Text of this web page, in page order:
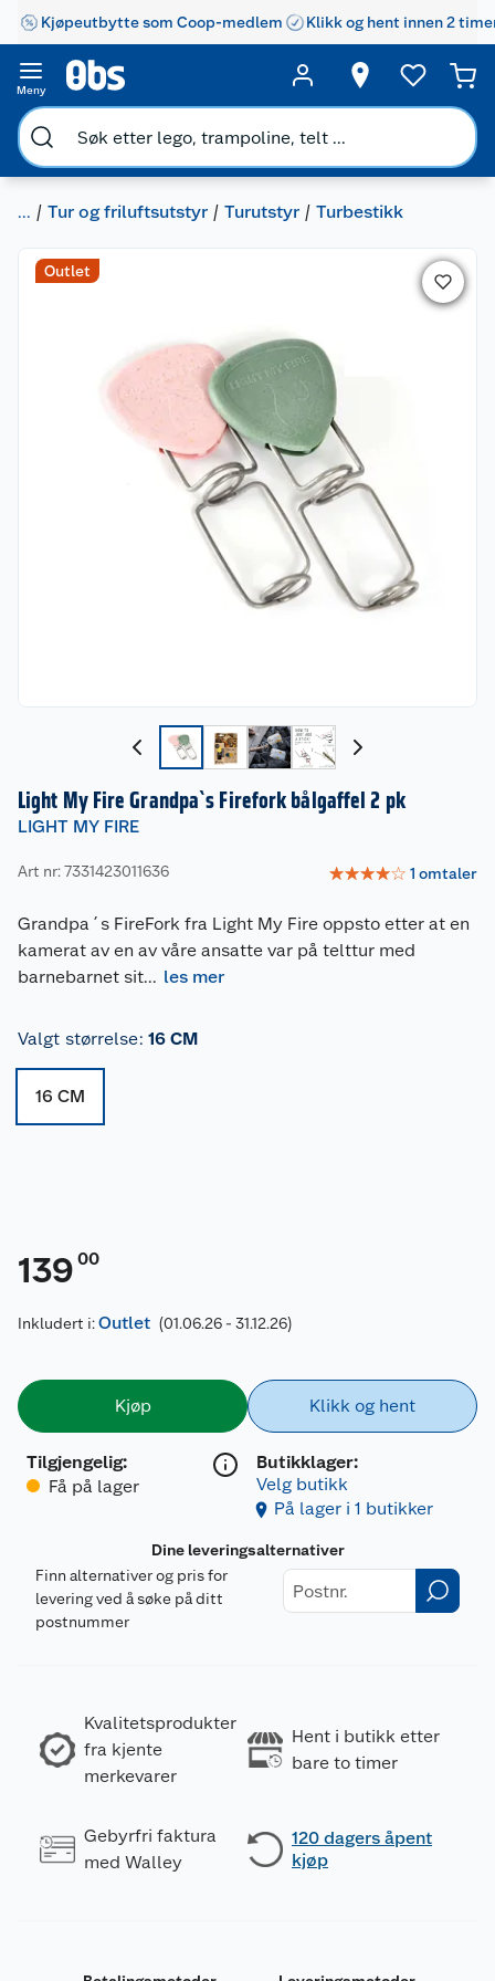
Kjøpeutbytte som Coop-medlem Klikk og hent innen 2
Meny
... Tur og friluftsutstyr Turutstyr Turbestikk
Outlet
Light My Fire Grandpa`s Firefork bålgaffel 2 pk
LIGHT MY FIRE
Art nr: 7331423011636 ☆☆☆☆☆ 1 omtaler
Grandpa´s FireFork fra Light My Fire oppsto etter at en
kamerat av en av våre ansatte var på telttur med
barnebarnet sit... les mer
Valgt størrelse: 16 CM
16 CM
139 00
Inkludert i:Outlet (01.06.26 - 31.12.26)
Kjøp
Tilgjengelig:
Få på lager
Klikk og hent
Butikklager:
Velg butikk
På lager i 1 butikker
Dine leveringsalternativer
Finn alternativer og pris for
levering ved å søke på ditt
postnummer
Kvalitetsprodukter
fra kjente
merkevarer
Hent i butikk etter
bare to timer
Gebyrfri faktura
med Walley
120 dagers åpent
kjøp